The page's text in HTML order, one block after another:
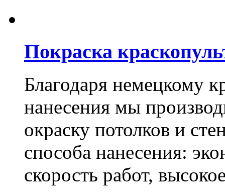
Покраска
Благодаря немецкому
нанесения мы
окраску потолков и
способа нанесения:
скорость работ,